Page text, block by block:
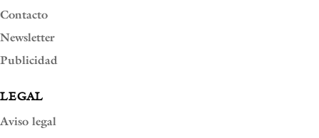
Contacto
Newsletter
Publicidad
LEGAL
Aviso legal